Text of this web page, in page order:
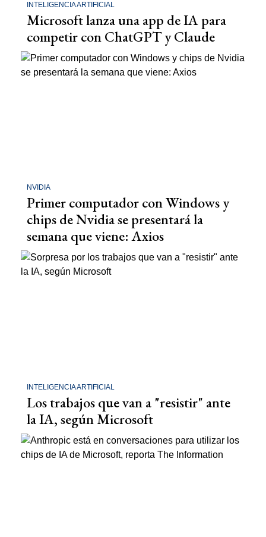
INTELIGENCIA ARTIFICIAL
Microsoft lanza una app de IA para
competir con ChatGPT y Claude
NVIDIA
Primer computador con Windows y
chips de Nvidia se presentará la
semana que viene: Axios
INTELIGENCIA ARTIFICIAL
Los trabajos que van a "resistir" ante
la IA, según Microsoft